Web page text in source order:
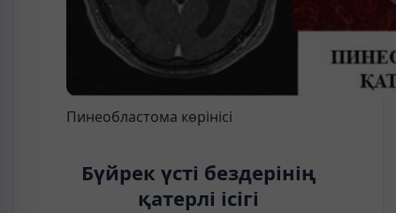
Пинеобластома көрінісі
Бүйрек үсті бездерінің
қатерлі ісігі